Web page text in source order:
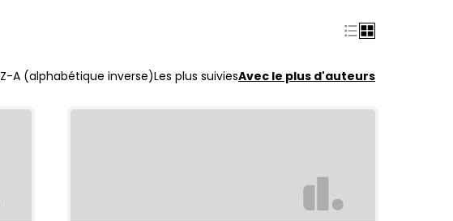
Z-A (alphabétique inverse)Les plus suiviesAvec le plus d'auteurs